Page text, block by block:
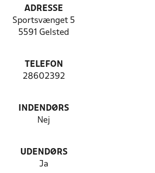
ADRESSE
Sportsvænget 5
5591 Gelsted
TELEFON
28602392
INDENDØRS
Nej
UDENDØRS
Ja